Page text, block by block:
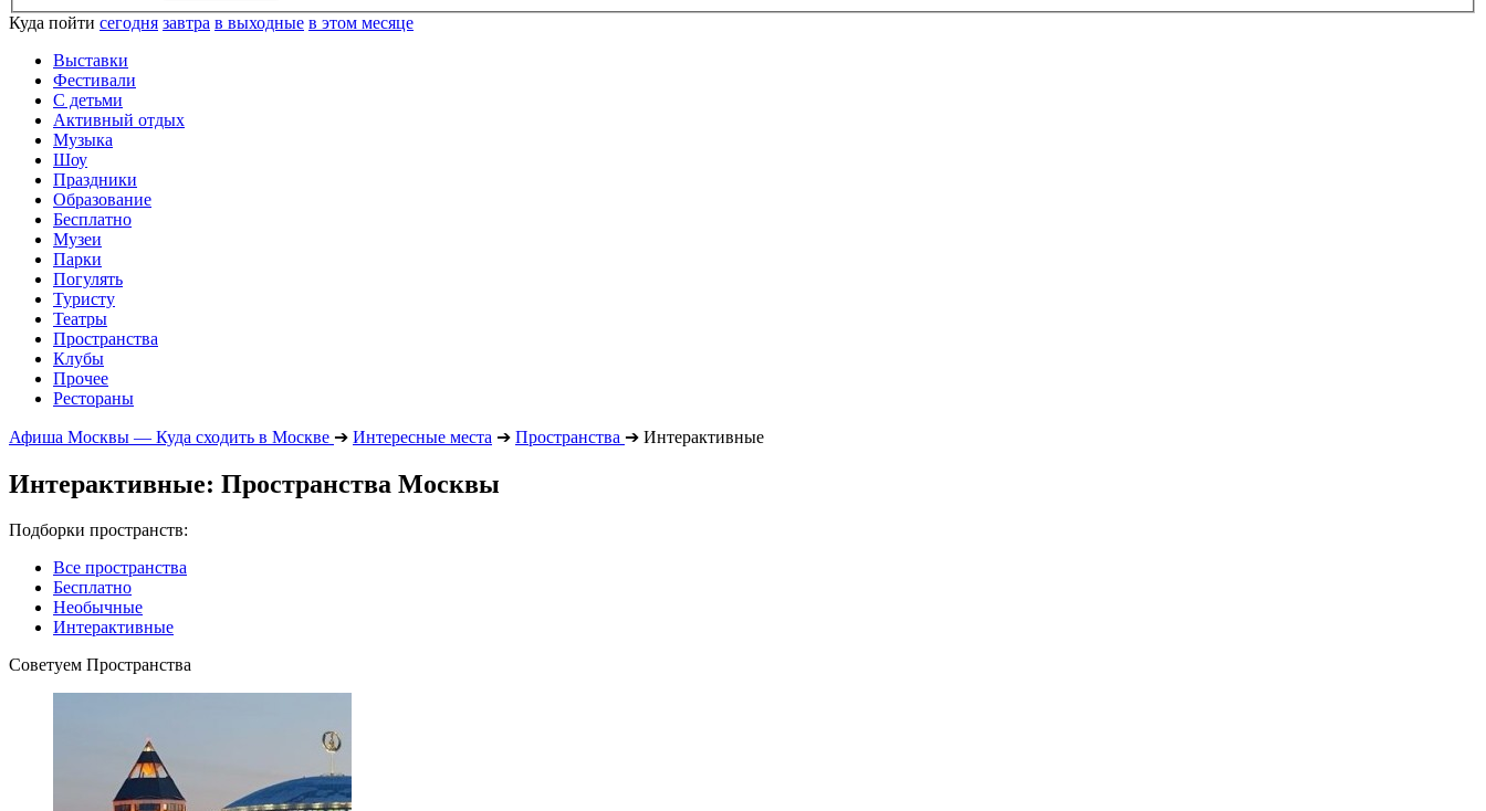
Куда пойти сегодня завтра в выходные в этом месяце
Выставки
Фестивали
С детьми
Активный отдых
Музыка
Шоу
Праздники
Образование
Бесплатно
Музеи
Парки
Погулять
Туристу
Театры
Пространства
Клубы
Прочее
Рестораны
Афиша Москвы — Куда сходить в Москве ➔ Интересные места ➔ Пространства ➔ Интерактивные
Интерактивные: Пространства Москвы
Подборки пространств:
Все пространства
Бесплатно
Необычные
Интерактивные
Советуем Пространства